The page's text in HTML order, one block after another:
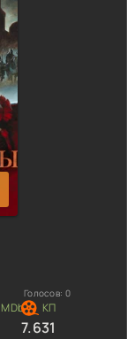
Голосов: 0
7.631